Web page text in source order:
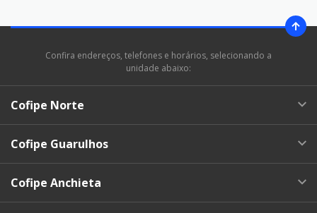
Confira endereços, telefones e horários, selecionando a
unidade abaixo:
Cofipe Norte
Cofipe Guarulhos
Cofipe Anchieta